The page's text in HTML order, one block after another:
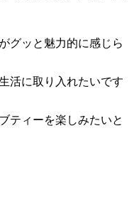
グッと魅力的に感じら
活に取り入れたいです
ティーを楽しみたいと